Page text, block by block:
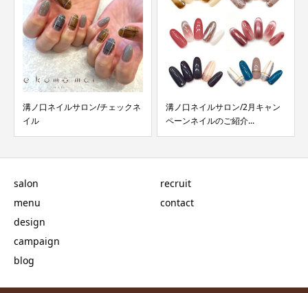
溝ノ口ネイルサロン/2月キャン
ペーンネイルのご紹介...
溝ノ口ネイルサロン/ニュアンス
ネイル /ミラーネイ...
salon
menu
design
campaign
blog
recruit
contact